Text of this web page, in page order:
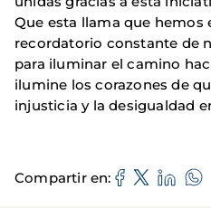
Que esta llama que hemos
recordatorio constante de
para iluminar el camino
ilumine los corazones de
injusticia y la desigualdad
Compartir en